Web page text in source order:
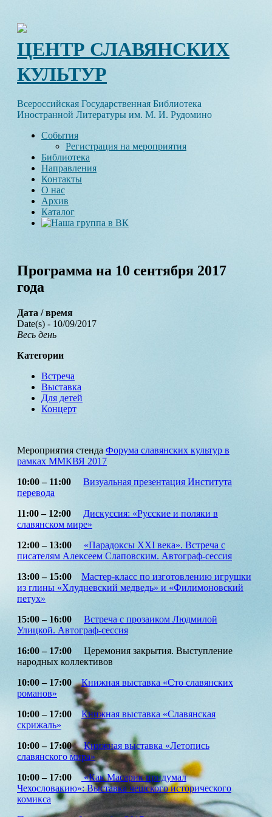
content
ЦЕНТР СЛАВЯНСКИХ
КУЛЬТУР
Всероссийская Государственная Библиотека
Иностранной Литературы им. М. И. Рудомино
События
Регистрация на мероприятия
Библиотека
Направления
Контакты
О нас
Архив
Каталог
Программа на 10 сентября 2017
года
Дата / время
Date(s) - 10/09/2017
Весь день
Категории
Встреча
Выставка
Для детей
Концерт
Мероприятия стенда Форума славянских культур в
рамках ММКВЯ 2017
10:00 – 11:00
Визуальная презентация Института
перевода
11:00 – 12:00 Дискуссия: «Русские и поляки в
славянском мире»
12:00 – 13:00
«Парадоксы XXI века». Встреча с
писателям Алексеем Слаповским. Автограф-сессия
13:00 – 15:00
Мастер-класс по изготовлению игрушки
из глины «Хлудневский медведь» и «Филимоновский
петух»
15:00 – 16:00
Встреча с прозаиком Людмилой
Улицкой. Автограф-сессия
16:00 – 17:00 Церемония закрытия. Выступление
народных коллективов
10:00 – 17:00Книжная выставка «Сто славянских
романов»
10:00 – 17:00 Книжная выставка «Славянская
скрижаль»
10:00 – 17:00
Книжная выставка «Летопись
славянского мира»
10:00 – 17:00
«Как Масарик придумал
Чехословакию»: Выставка чешского исторического
комикса